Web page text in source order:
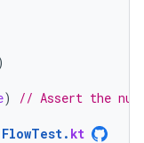
)
// Assert the
FlowTest. kt